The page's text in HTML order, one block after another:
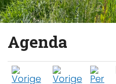
Agenda